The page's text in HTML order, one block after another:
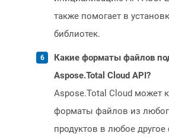
также помогает в
библиотек.
Какие форматы файлов
Aspose.Total Cloud API?
Aspose.Total Cloud может
форматы файлов из
продуктов в любое другое